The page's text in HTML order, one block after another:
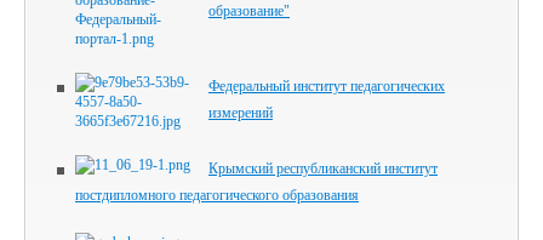
образование"
Федеральный институт педагогических
измерений
Крымский республиканский институт
постдипломного педагогического образования